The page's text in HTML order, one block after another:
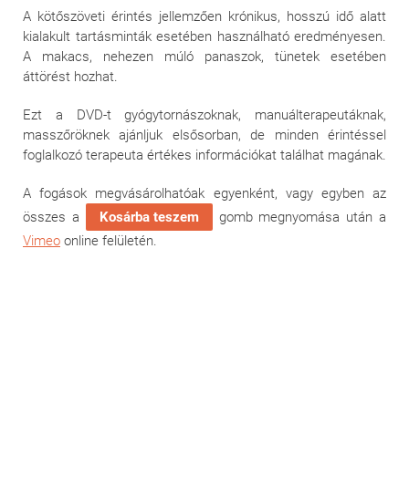
A kötőszöveti érintés jellemzően krónikus, hosszú idő alatt
kialakult tartásminták esetében használható eredményesen.
A makacs, nehezen múló panaszok, tünetek esetében
áttörést hozhat.
Ezt a DVD-t gyógytornászoknak, manuálterapeutáknak,
masszőröknek ajánljuk elsősorban, de minden érintéssel
foglalkozó terapeuta értékes információkat találhat magának.
A fogások megvásárolhatóak egyenként, vagy egyben az
összes a
Kosárba teszem
gomb megnyomása után a
Vimeo online felületén.